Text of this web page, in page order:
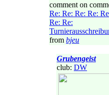
comment on
Re: Re: Re: Re:
Re: Re:
from bjeu
Grubengeist
club: DW